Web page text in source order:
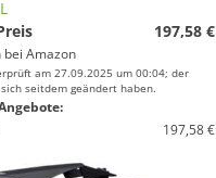
197,58 €
bei Amazon
am 27.09.2025 um 00:04; der
seitdem geändert haben.
197,58 €